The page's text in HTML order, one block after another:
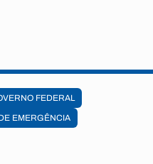
FEDERAL
EMERGÊNCIA